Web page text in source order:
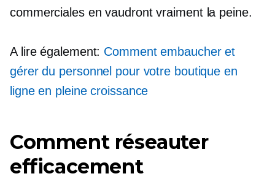
commerciales en vaudront vraiment la peine.
A lire également: Comment embaucher et
gérer du personnel pour votre boutique en
ligne en pleine croissance
Comment réseauter
efficacement